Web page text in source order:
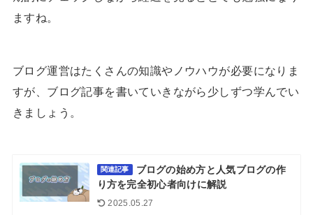
ますね。
ブログ運営はたくさんの知識やノウハウが必要になりま
すが、ブログ記事を書いていきながら少しずつ学んでい
きましょう。
関連記事
ブログの始め方と人気ブログの作
り方を完全初心者向けに解説
2025.05.27